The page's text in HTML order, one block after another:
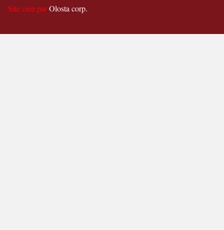
Site créé parOlosta corp.